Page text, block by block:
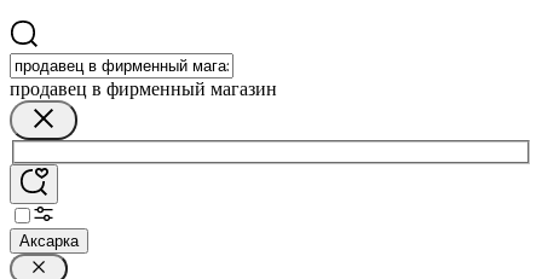
продавец в фирменный магазин
Аксарка